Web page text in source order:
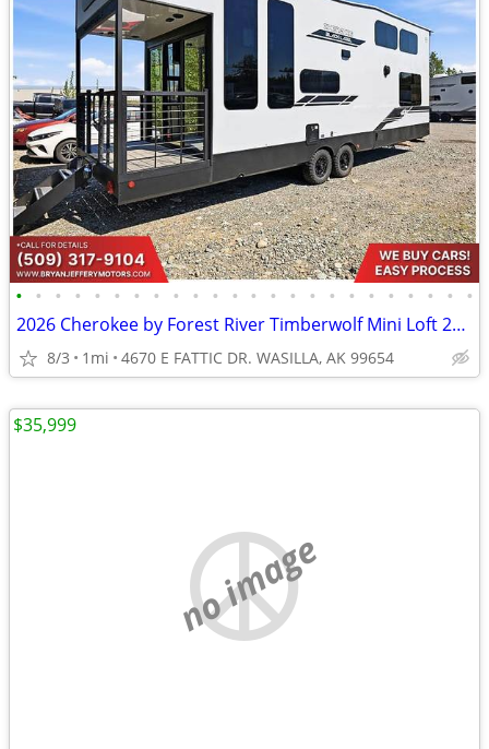
• • • • • • • • • • • • • • • • • • • • • • • •
2026 Cherokee by Forest River Timberwolf Mini Loft 20OGBL - $786/mo
8/3 1mi 4670 E FATTIC DR. WASILLA, AK 99654
no image
$35,999